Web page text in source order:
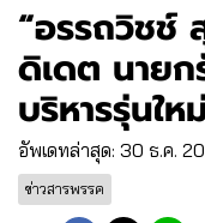
“อรรถวิชช์
ดิเดต นาย
บริหารรุ่นใ
อัพเดทล่าสุด: 30 ธ.ค.
ข่าวสารพรรค